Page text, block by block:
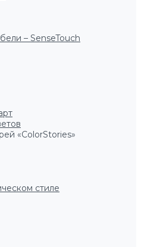
– SenseTouch
«ColorStories»
стиле